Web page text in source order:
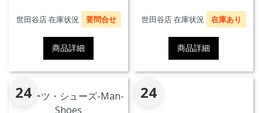
世田谷店 在庫状況 要問合せ
商品詳細
世田谷店 在庫状況 在庫あり
商品詳細
24 24